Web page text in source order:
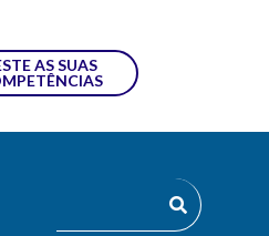
AS SUAS